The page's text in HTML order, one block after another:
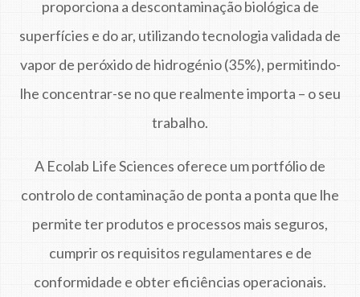
proporciona a descontaminação biológica de
superfícies e do ar, utilizando tecnologia validada de
vapor de peróxido de hidrogénio (35%), permitindo-
lhe concentrar-se no que realmente importa – o seu
trabalho.
A Ecolab Life Sciences oferece um portfólio de
controlo de contaminação de ponta a ponta que lhe
permite ter produtos e processos mais seguros,
cumprir os requisitos regulamentares e de
conformidade e obter eficiências operacionais.